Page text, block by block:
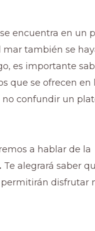
encuentra en un
también se
es importante
que se ofrecen en
confundir un
a hablar de la
Te alegrará saber
disfrutar